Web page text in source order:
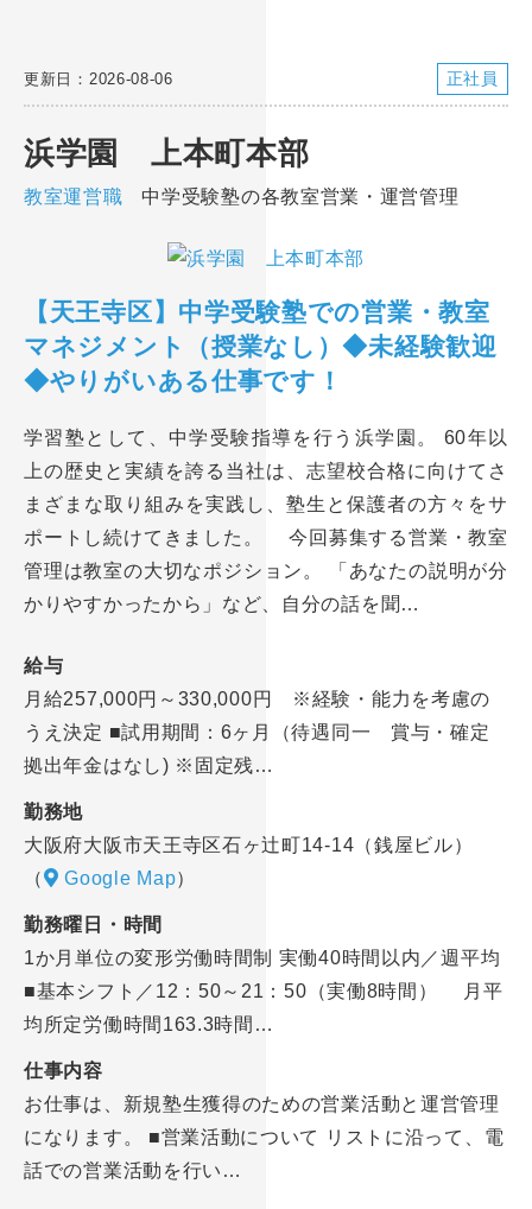
更新日：2026-08-06 正社員
浜学園 上本町本部
教室運営職 中学受験塾の各教室営業・運営管理
【天王寺区】中学受験塾での営業・教室
マネジメント（授業なし）◆未経験歓迎
◆やりがいある仕事です！
学習塾として、中学受験指導を行う浜学園。 60年以
上の歴史と実績を誇る当社は、志望校合格に向けてさ
まざまな取り組みを実践し、塾生と保護者の方々をサ
ポートし続けてきました。 今回募集する営業・教室
管理は教室の大切なポジション。 「あなたの説明が分
かりやすかったから」など、自分の話を聞…
給与
月給257,000円～330,000円 ※経験・能力を考慮の
うえ決定 ■試用期間：6ヶ月（待遇同一 賞与・確定
拠出年金はなし) ※固定残…
勤務地
大阪府大阪市天王寺区石ヶ辻町14-14（銭屋ビル）
（
Google Map）
勤務曜日・時間
1か月単位の変形労働時間制 実働40時間以内／週平均
■基本シフト／12：50～21：50（実働8時間） 月平
均所定労働時間163.3時間…
仕事内容
お仕事は、新規塾生獲得のための営業活動と運営管理
になります。 ■営業活動について リストに沿って、電
話での営業活動を行い…